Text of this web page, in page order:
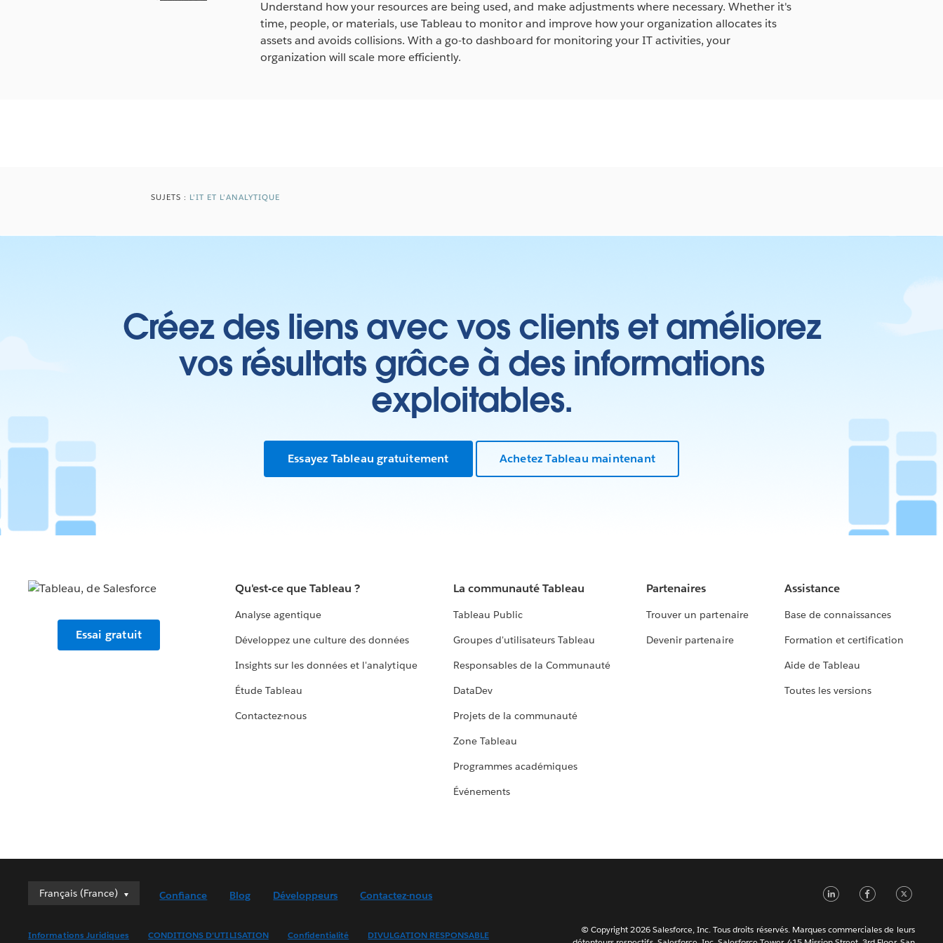
Understand how your resources are being used, and make adjustments where necessary. Whether it's
time, people, or materials, use Tableau to monitor and improve how your organization allocates its
assets and avoids collisions. With a go-to dashboard for monitoring your IT activities, your
organization will scale more efficiently.
SUJETS : L'IT ET L'ANALYTIQUE
Créez des liens avec vos clients et améliorez
vos résultats grâce à des informations
exploitables.
Essayez Tableau gratuitement Achetez Tableau maintenant
Essai gratuit
Qu'est-ce que Tableau ?
Analyse agentique
Développez une culture des données
Insights sur les données et l'analytique
Étude Tableau
Contactez-nous
La communauté Tableau
Tableau Public
Groupes d'utilisateurs Tableau
Responsables de la Communauté
DataDev
Projets de la communauté
Zone Tableau
Programmes académiques
Événements
Partenaires
Trouver un partenaire
Devenir partenaire
Assistance
Base de connaissances
Formation et certification
Aide de Tableau
Toutes les versions
Français (France)
Français (France)
English (UK)
Confiance Blog Développeurs Contactez-nous
Informations Juridiques CONDITIONS D'UTILISATION Confidentialité DIVULGATION RESPONSABLE
LinkedIn
© Copyright 2026 Salesforce, Inc. Tous droits réservés. Marques commerciales de leurs